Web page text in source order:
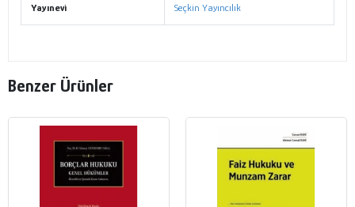
Yayınevi Seçkin Yayıncılık
Benzer Ürünler